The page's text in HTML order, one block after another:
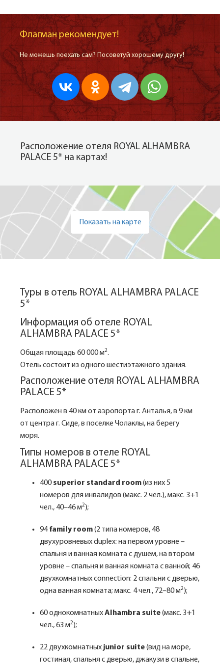
Флагман рекомендует!
Не можешь поехать сам? Посоветуй хорошему другу!
Расположение отеля ROYAL ALHAMBRA
PALACE 5* на картах!
Показать на карте
Туры в отель ROYAL ALHAMBRA PALACE
5*
Информация об отеле ROYAL
ALHAMBRA PALACE 5*
Общая площадь 60 000 м2.
Отель состоит из одного шестиэтажного здания.
Расположение отеля ROYAL ALHAMBRA
PALACE 5*
Расположен в 40 км от аэропорта г. Анталья, в 9 км
от центра г. Сиде, в поселке Чолаклы, на берегу
моря.
Типы номеров в отеле ROYAL
ALHAMBRA PALACE 5*
400 superior standard room(из них 5
номеров для инвалидов (макс. 2 чел.), макс. 3+1
чел., 40–46 м2);
94family room(2 типа номеров, 48
двухуровневых duplex: на первом уровне –
спальня и ванная комната с душем, на втором
уровне – спальня и ванная комната с ванной; 46
двухкомнатных connection: 2 спальни с дверью,
одна ванная комната; макс. 4 чел., 72–80 м2);
60 однокомнатныхAlhambra suite(макс. 3+1
чел., 63 м2);
22 двухкомнатных junior suite(вид на море,
гостиная, спальня с дверью, джакузи в спальне,